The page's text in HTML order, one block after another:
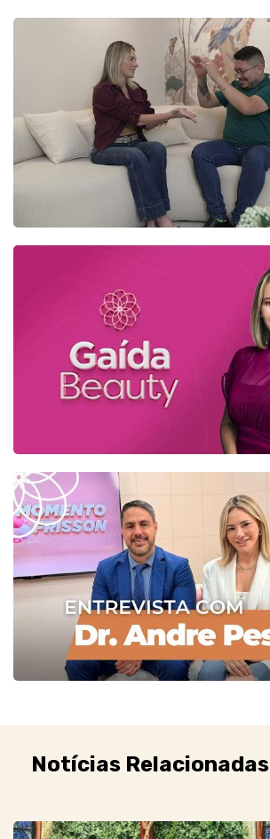
Notícias Relacionadas